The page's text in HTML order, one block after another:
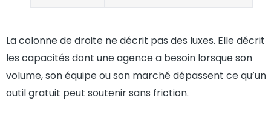
La colonne de droite ne décrit pas des luxes. Elle décrit
les capacités dont une agence a besoin lorsque son
volume, son équipe ou son marché dépassent ce qu’un
outil gratuit peut soutenir sans friction.